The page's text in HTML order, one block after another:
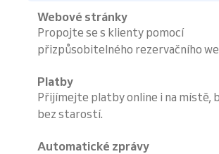
Webové stránky
Propojte se s klienty pomocí
přizpůsobitelného rezervačního
Platby
Přijímejte platby online i na místě,
bez starostí.
Automatické zprávy